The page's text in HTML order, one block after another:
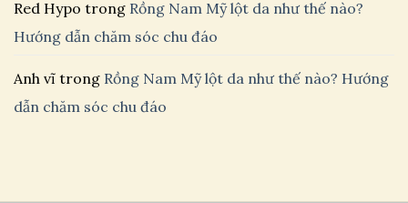
Red Hypo trong Rồng Nam Mỹ lột da như thế nào?
Hướng dẫn chăm sóc chu đáo
Anh vĩ trong Rồng Nam Mỹ lột da như thế nào? Hướng
dẫn chăm sóc chu đáo